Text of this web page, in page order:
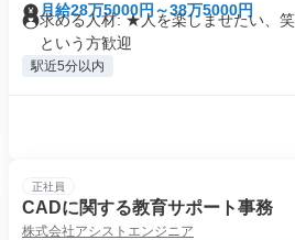
月給28万5000円～38万5000円
求める人材: ★人を楽しませたい、
という方歓迎
駅近5分以内
正社員
CADに関する教育サポート事務
株式会社アシストエンジニア